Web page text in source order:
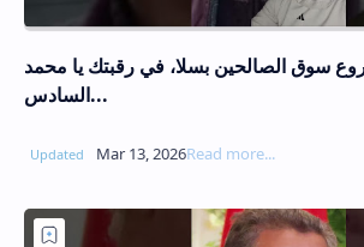
سوق الصالحين بسلا، في رقبتك يا محمد
السادس...